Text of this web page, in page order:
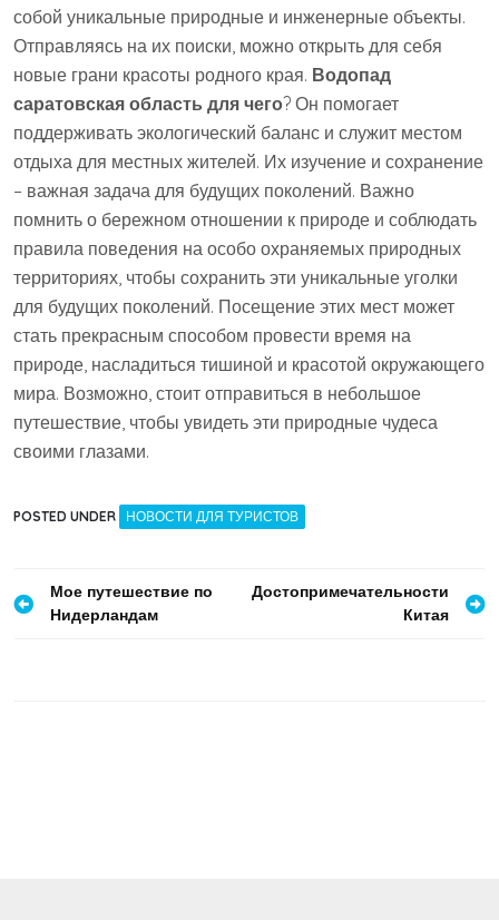
собой уникальные природные и инженерные объекты.
Отправляясь на их поиски, можно открыть для себя
новые грани красоты родного края. Водопад
саратовская область для чего? Он помогает
поддерживать экологический баланс и служит местом
отдыха для местных жителей. Их изучение и сохранение
– важная задача для будущих поколений. Важно
помнить о бережном отношении к природе и соблюдать
правила поведения на особо охраняемых природных
территориях, чтобы сохранить эти уникальные уголки
для будущих поколений. Посещение этих мест может
стать прекрасным способом провести время на
природе, насладиться тишиной и красотой окружающего
мира. Возможно, стоит отправиться в небольшое
путешествие, чтобы увидеть эти природные чудеса
своими глазами.
POSTED UNDER НОВОСТИ ДЛЯ ТУРИСТОВ
Навигация
Мое путешествие по
Нидерландам
Достопримечательности
Китая